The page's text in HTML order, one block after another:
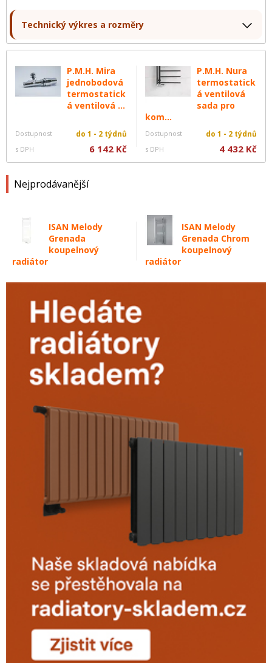
P.M.H. Mira
jednobodová
termostatick
á ventilová ...
Dostupnost do 1 - 2 týdnů
s DPH 6 142 Kč
P.M.H. Nura
termostatick
á ventilová
sada pro
kom...
Dostupnost do 1 - 2 týdnů
s DPH 4 432 Kč
Nejprodávanější
ISAN Melody
Grenada
koupelnový
radiátor
ISAN Melody
Grenada Chrom
koupelnový
radiátor
Technický výkres a rozměry